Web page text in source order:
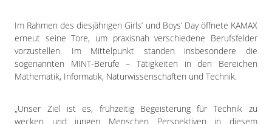
Im Rahmen des diesjährigen Girls’ und Boys’ Day öffnete KAMAX
erneut seine Tore, um praxisnah verschiedene Berufsfelder
vorzustellen. Im Mittelpunkt standen insbesondere die
sogenannten MINT-Berufe – Tätigkeiten in den Bereichen
Mathematik, Informatik, Naturwissenschaften und Technik.
„Unser Ziel ist es, frühzeitig Begeisterung für Technik zu
wecken und jungen Menschen Perspektiven in diesem